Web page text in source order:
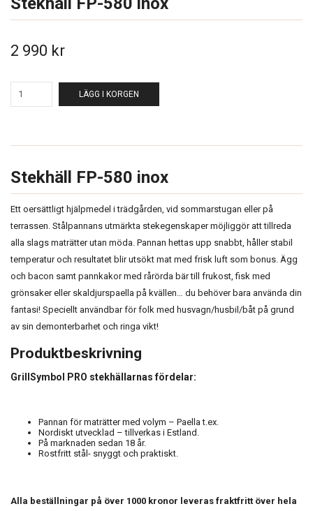
2 990 kr
LÄGG I KORGEN
Stekhäll FP-580 inox
Ett oersättligt hjälpmedel i trädgården, vid sommarstugan eller på
terrassen. Stålpannans utmärkta stekegenskaper möjliggör att tillreda
alla slags maträtter utan möda. Pannan hettas upp snabbt, håller stabil
temperatur och resultatet blir utsökt mat med frisk luft som bonus. Ägg
och bacon samt pannkakor med rårörda bär till frukost, fisk med
grönsaker eller skaldjurspaella på kvällen… du behöver bara använda din
fantasi! Speciellt användbar för folk med husvagn/husbil/båt på grund
av sin demonterbarhet och ringa vikt!
Produktbeskrivning
GrillSymbol PRO stekhällarnas fördelar:
Pannan för maträtter med volym – Paella t.ex.
Nordiskt utvecklad – tillverkas i Estland.
På marknaden sedan 18 år.
Rostfritt stål- snyggt och praktiskt.
Alla beställningar på över 1000 kronor leveras fraktfritt över hela